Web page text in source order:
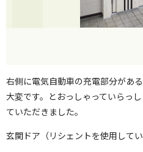
右側に電気自動車の充電部分があ
大変です。とおっしゃっていらっ
ていただきました。
玄関ドア（リシェントを使用してい